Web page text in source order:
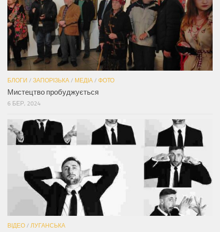
БЛОГИ / ЗАПОРІЗЬКА / МЕДІА / ФОТО
Мистецтво пробуджується
6 БЕР, 2024
ВІДЕО / ЛУГАНСЬКА